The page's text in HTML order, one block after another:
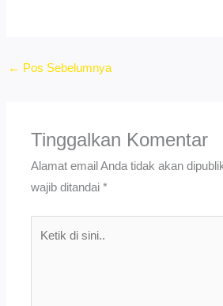
← Pos Sebelumnya
Tinggalkan Komentar
Alamat email Anda tidak akan
wajib ditandai*